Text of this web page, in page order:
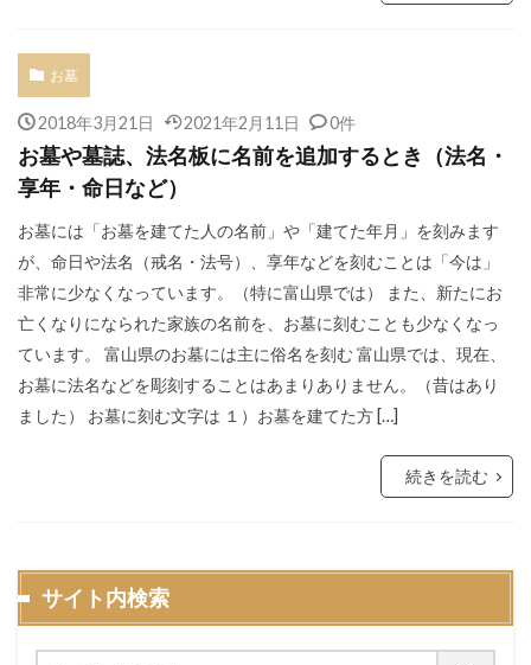
お墓
2018年3月21日 2021年2月11日 0件
お墓や墓誌、法名板に名前を追加するとき（法名・
享年・命日など）
お墓には「お墓を建てた人の名前」や「建てた年月」を刻みます
が、命日や法名（戒名・法号）、享年などを刻むことは「今は」
非常に少なくなっています。（特に富山県では） また、新たにお
亡くなりになられた家族の名前を、お墓に刻むことも少なくなっ
ています。 富山県のお墓には主に俗名を刻む 富山県では、現在、
お墓に法名などを彫刻することはあまりありません。（昔はあり
ました） お墓に刻む文字は １）お墓を建てた方 […]
続きを読む
サイト内検索